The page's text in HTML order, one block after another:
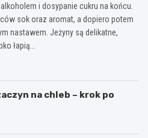
i dosypanie cukru na końcu.
sok oraz aromat, a dopiero potem
nastawem. Jeżyny są delikatne,
łapią…
na chleb – krok po